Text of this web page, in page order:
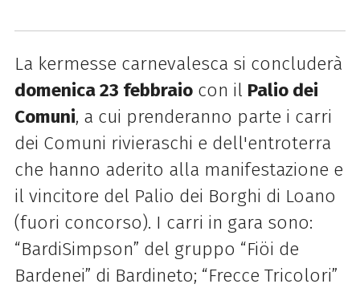
La kermesse carnevalesca si concluderà
domenica 23 febbraiocon il Palio dei
Comuni, a cui prenderanno parte i carri
dei Comuni rivieraschi e dell'entroterra
che hanno aderito alla manifestazione e
il vincitore del Palio dei Borghi di Loano
(fuori concorso). I carri in gara sono:
“BardiSimpson” del gruppo “Fiöi de
Bardenei” di Bardineto; “Frecce Tricolori”